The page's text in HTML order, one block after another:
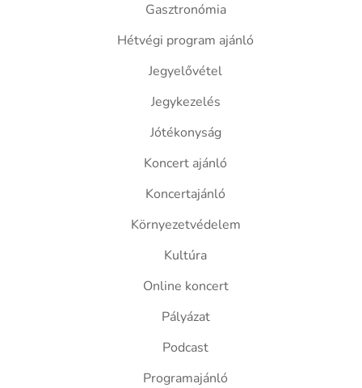
Gasztronómia
Hétvégi program ajánló
Jegyelővétel
Jegykezelés
Jótékonyság
Koncert ajánló
Koncertajánló
Környezetvédelem
Kultúra
Online koncert
Pályázat
Podcast
Programajánló